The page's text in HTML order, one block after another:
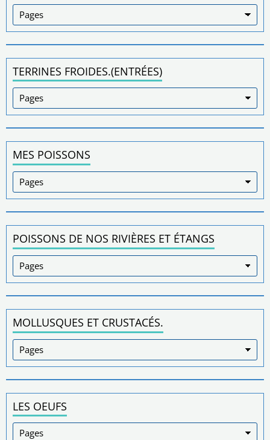
TERRINES FROIDES.(ENTRÉES)
MES POISSONS
POISSONS DE NOS RIVIÈRES ET ÉTANGS
MOLLUSQUES ET CRUSTACÉS.
LES OEUFS